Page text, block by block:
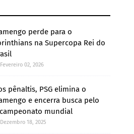
perde para o
na Supercopa Rei do
Fevereiro 02, 2026
pênaltis, PSG elimina o
e encerra busca pelo
mundial
Dezembro 18, 2025